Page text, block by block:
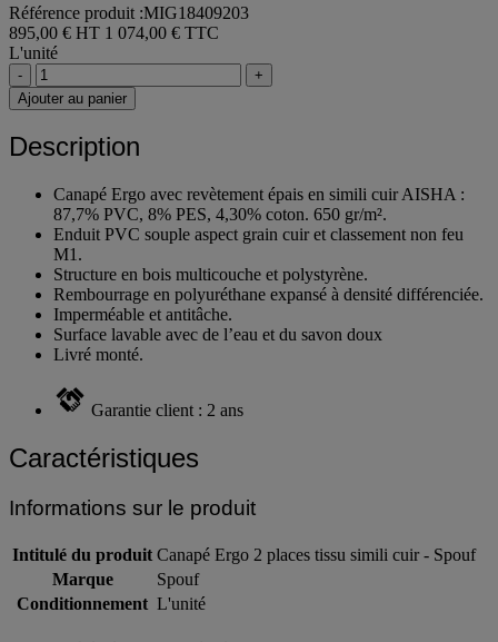
Référence produit :MIG18409203
895,00 € HT 1 074,00 € TTC
L'unité
-
+
Ajouter au panier
Description
Canapé Ergo avec revètement épais en simili cuir AISHA :
87,7% PVC, 8% PES, 4,30% coton. 650 gr/m².
Enduit PVC souple aspect grain cuir et classement non feu
M1.
Structure en bois multicouche et polystyrène.
Rembourrage en polyuréthane expansé à densité différenciée.
Imperméable et antitâche.
Surface lavable avec de l’eau et du savon doux
Livré monté.
Garantie client : 2 ans
Caractéristiques
Informations sur le produit
Intitulé du produit Canapé Ergo 2 places tissu simili cuir - Spouf
Marque
Spouf
Conditionnement L'unité